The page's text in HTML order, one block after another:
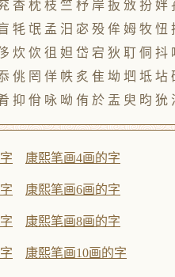
杳 枕 枝 竺 杼 岸 扳 攽 扮 姅
牦 氓 孟 汨 宓 殁 侔 姆 牧
炊 佽 徂 妲 岱 宕 狄 耵 侗
佻 罔 佯 帙 炙 隹 坳 垇 坻
抑 佾 咏 呦 侑 於 盂 臾 昀 狁
康熙笔画4画的字
康熙笔画6画的字
康熙笔画8画的字
康熙笔画10画的字